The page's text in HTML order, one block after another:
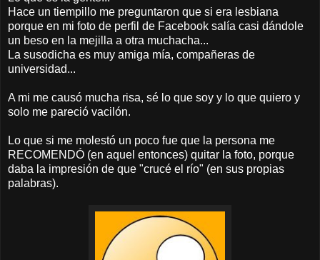
Hace un tiempillo me preguntaron que si era lesbiana
porque en mi foto de perfil de Facebook salía casi dándole
un beso en la mejilla a otra muchacha...
La susodicha es muy amiga mía, compañeras de
universidad...
A mi me causó mucha risa, sé lo que soy y lo que quiero y
solo me pareció vacilón.
Lo que si me molestó un poco fue que la persona me
RECOMENDÓ (en aquel entonces) quitar la foto, porque
daba la impresión de que "crucé el río" (en sus propias
palabras).